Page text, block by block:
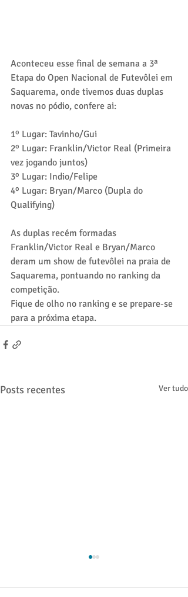
Aconteceu esse final de semana a 3ª
Etapa do Open Nacional de Futevôlei em
Saquarema, onde tivemos duas duplas
novas no pódio, confere ai:
1º Lugar: Tavinho/Gui
2º Lugar: Franklin/Victor Real (Primeira
vez jogando juntos)
3º Lugar: Indio/Felipe
4º Lugar: Bryan/Marco (Dupla do
Qualifying)
As duplas recém formadas
Franklin/Victor Real e Bryan/Marco
deram um show de futevôlei na praia de
Saquarema, pontuando no ranking da
competição.
Fique de olho no ranking e se prepare-se
para a próxima etapa.
Posts recentes Ver tudo